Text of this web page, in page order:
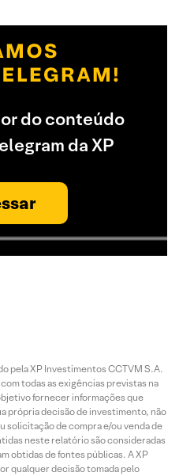
do conteúdo
da XP
pela XP Investimentos CCTVM S.A.
todas as exigências previstas na
fornecer informações que
própria decisão de investimento, não
de compra e/ou venda de
neste relatório são consideradas
obtidas de fontes públicas. A XP
qualquer decisão tomada pelo